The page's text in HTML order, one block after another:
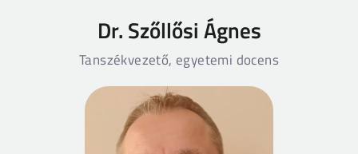
Dr. Szőllősi Ágnes
Tanszékvezető, egyetemi docens